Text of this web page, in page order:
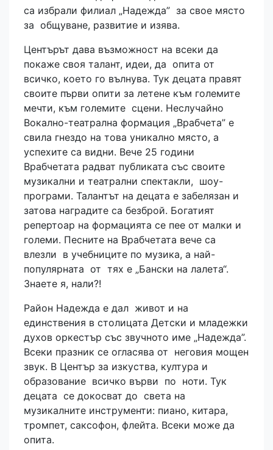
са избрали филиал „Надежда” за свое място
за общуване, развитие и изява.
Центърът дава възможност на всеки да
покаже своя талант, идеи, да опита от
всичко, което го вълнува. Тук децата правят
своите първи опити за летене към големите
мечти, към големите сцени. Неслучайно
Вокално-театрална формация „Врабчета” е
свила гнездо на това уникално място, а
успехите са видни. Вече 25 години
Врабчетата радват публиката със своите
музикални и театрални спектакли, шоу-
програми. Талантът на децата е забелязан и
затова наградите са безброй. Богатият
репертоар на формацията се пее от малки и
големи. Песните на Врабчетата вече са
влезли в учебниците по музика, а най-
популярната от тях е „Бански на лалета“.
Знаете я, нали?!
Район Надежда е дал живот и на
единствения в столицата Детски и младежки
духов оркестър със звучното име „Надежда”.
Всеки празник се огласява от неговия мощен
звук. В Център за изкуства, култура и
образование всичко върви по ноти. Тук
децата се докосват до света на
музикалните инструменти: пиано, китара,
тромпет, саксофон, флейта. Всеки може да
опита.